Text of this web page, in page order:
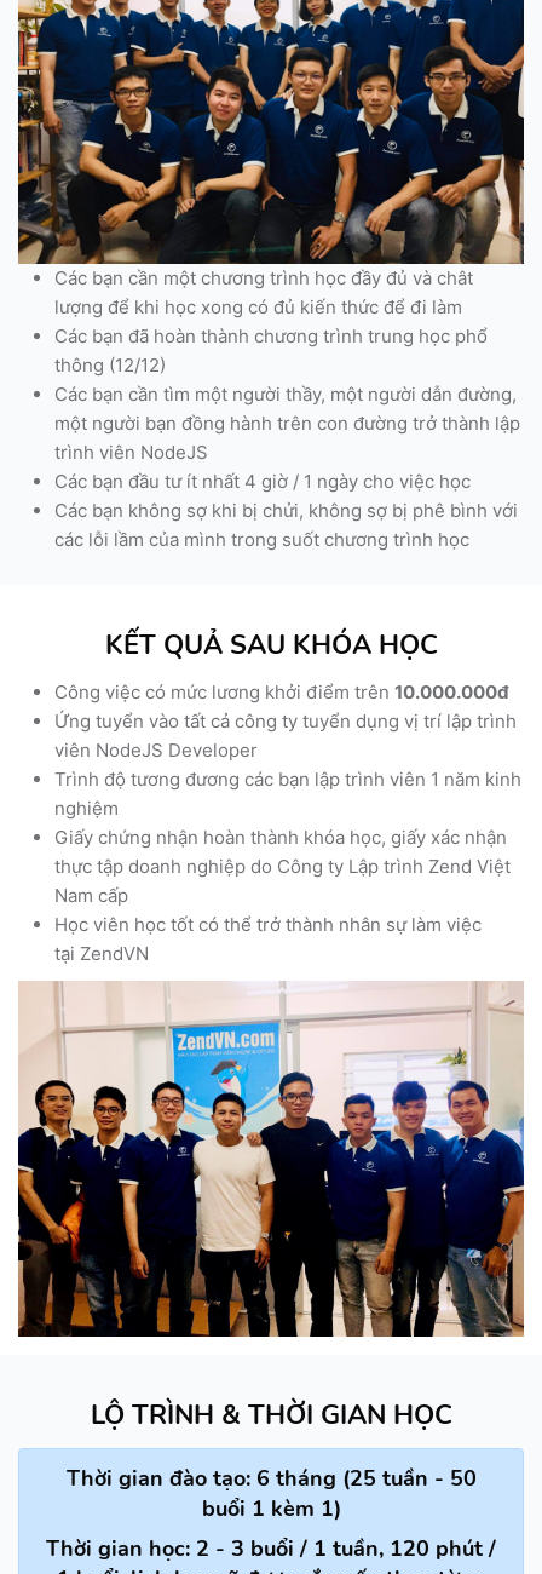
Các bạn cần một chương trình học đầy đủ và chât
lượng để khi học xong có đủ kiến thức để đi làm
Các bạn đã hoàn thành chương trình trung học phổ
thông (12/12)
Các bạn cần tìm một người thầy, một người dẫn đường,
một người bạn đồng hành trên con đường trở thành lập
trình viên NodeJS
Các bạn đầu tư ít nhất 4 giờ / 1 ngày cho việc học
Các bạn không sợ khi bị chửi, không sợ bị phê bình với
các lỗi lầm của mình trong suốt chương trình học
KẾT QUẢ SAU KHÓA HỌC
Công việc có mức lương khởi điểm trên 10.000.000đ
Ứng tuyển vào tất cả công ty tuyển dụng vị trí lập trình
viên NodeJS Developer
Trình độ tương đương các bạn lập trình viên 1 năm kinh
nghiệm
Giấy chứng nhận hoàn thành khóa học, giấy xác nhận
thực tập doanh nghiệp do Công ty Lập trình Zend Việt
Nam cấp
Học viên học tốt có thể trở thành nhân sự làm việc
tại ZendVN
LỘ TRÌNH & THỜI GIAN HỌC
Thời gian đào tạo: 6 tháng (25 tuần - 50
buổi 1 kèm 1)
Thời gian học: 2 - 3 buổi / 1 tuần, 120 phút /